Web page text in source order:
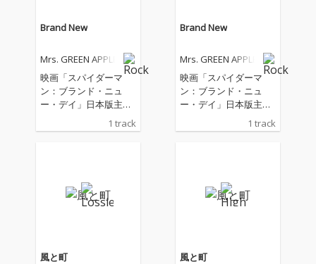
Brand New
Mrs. GREEN APPLE
映画「スパイダーマ
ン：ブランド・ニュ
ー・デイ」日本版主題
1 track
Brand New
Mrs. GREEN APPLE
映画「スパイダーマ
ン：ブランド・ニュ
ー・デイ」日本版主題
1 track
風と町 風と町